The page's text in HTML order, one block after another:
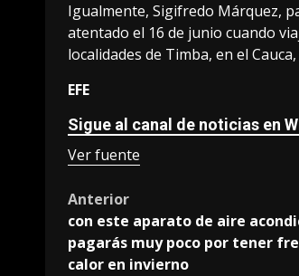
Igualmente, Sigifredo Márquez,
atentado el 16 de junio cuando
localidades de Timba, en el
EFE
Sigue al canal de noticias en
Ver fuente
Post
navigation
Anterior
con este aparato de aire
pagarás muy poco por tener
calor en invierno